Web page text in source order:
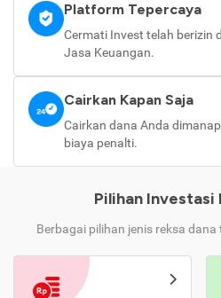
Platform Tepercaya
Cermati Invest telah berizin
Jasa Keuangan.
Cairkan Kapan Saja
Cairkan dana Anda
biaya penalti.
Pilihan Investasi
Berbagai pilihan jenis reksa